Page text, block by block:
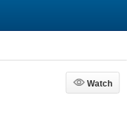
Watch
Watch